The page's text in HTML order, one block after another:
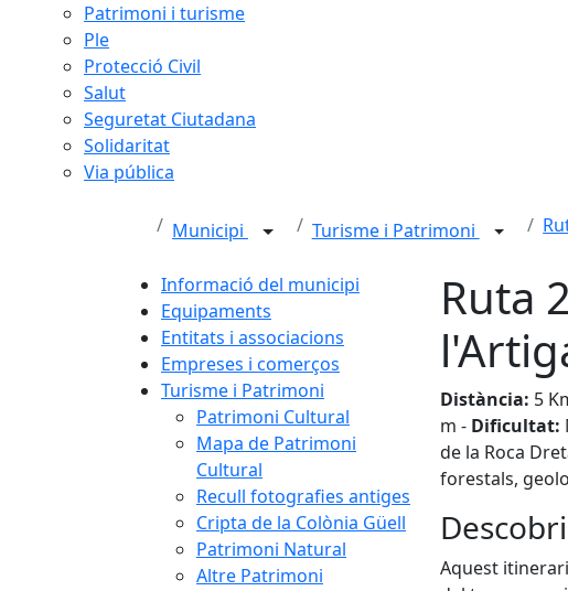
Patrimoni i turisme
Ple
Protecció Civil
Salut
Seguretat Ciutadana
Solidaritat
Via pública
Municipi Turisme i Patrimoni
Informació del municipi
Equipaments
Entitats i associacions
Empreses i comerços
Turisme i Patrimoni
Patrimoni Cultural
Mapa de Patrimoni
Cultural
Recull fotografies antiges
Cripta de la Colònia Güell
Patrimoni Natural
Altre Patrimoni
Ruta
Distància: 5
m - Dificultat:
de la Roca
forestals,
Aquest